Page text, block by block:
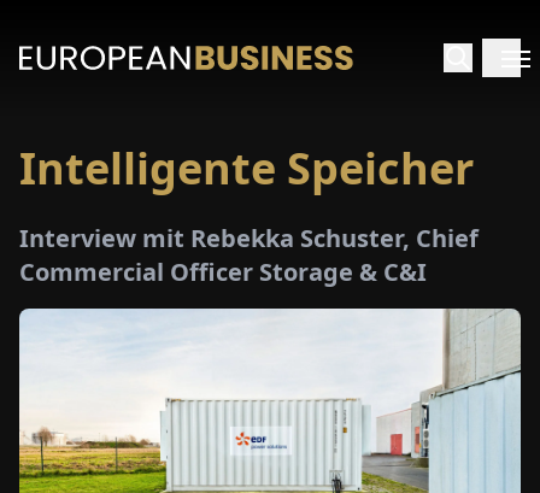
PAPER
Intelligente Speicher
Interview mit Rebekka Schuster, Chief
Commercial Officer Storage & C&I